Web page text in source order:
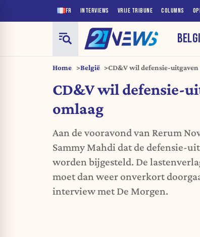
FR INTERVIEWS VRIJE TRIBUNE COLUMNS
Home België CD&V wil defensie-
CD&V wil defensie-
omlaag
Aan de vooravond van Rerum
Sammy Mahdi dat de defensie-
worden bijgesteld. De
moet dan weer onverkort
interview met De Morgen.